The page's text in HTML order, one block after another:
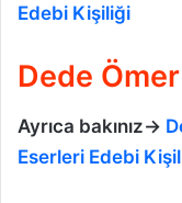
Edebi Kişiliği
Dede
Ayrıca bakınız->
Eserleri Edebi